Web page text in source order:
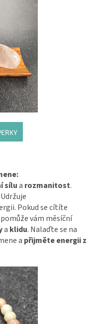
sílua rozmanitost.
Udržuje
Pokud se cítíte
vám měsíční
a klidu. Nalaďte se na
a přijměte energii z